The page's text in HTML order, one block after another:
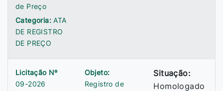
de Preço
Categoria:ATA
DE REGISTRO
DE PREÇO
Licitação Nº
09-2026
Objeto:
Registro de
Situação:
Homologado